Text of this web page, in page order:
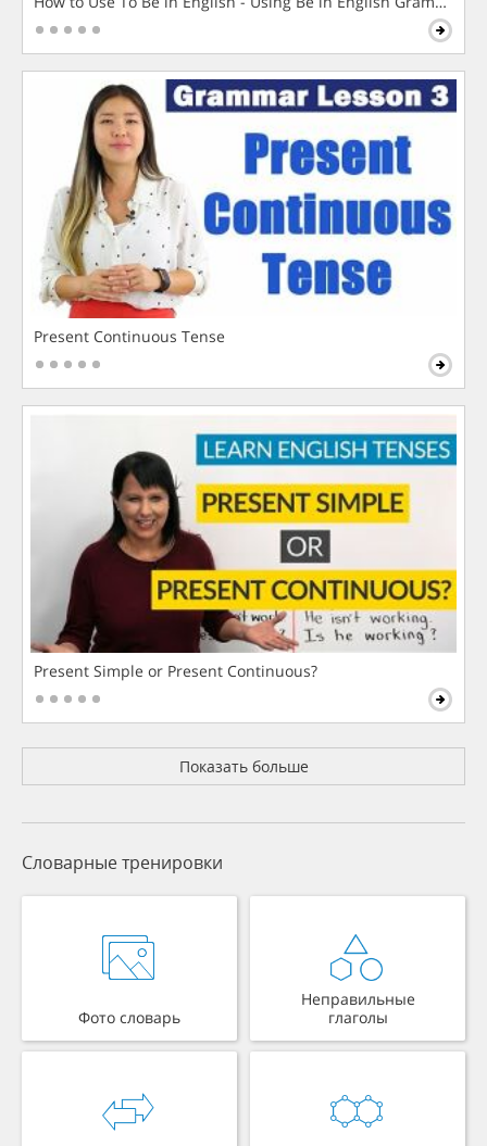
Present Continuous Tense
Present Simple or Present Continuous?
Показать больше
Словарные тренировки
Фото словарь
Неправильные
глаголы